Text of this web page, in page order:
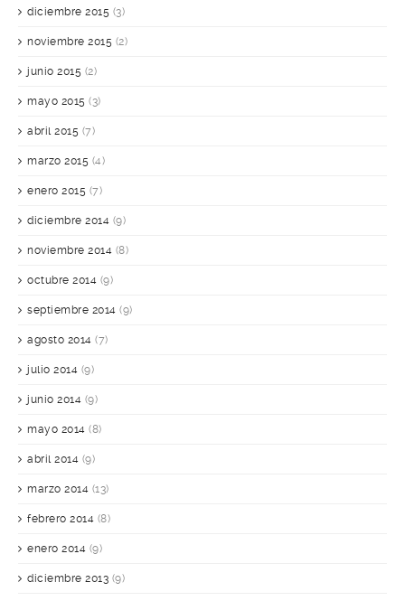
diciembre 2015 (3)
noviembre 2015 (2)
junio 2015 (2)
mayo 2015 (3)
abril 2015 (7)
marzo 2015 (4)
enero 2015 (7)
diciembre 2014 (9)
noviembre 2014 (8)
octubre 2014 (9)
septiembre 2014 (9)
agosto 2014 (7)
julio 2014 (9)
junio 2014 (9)
mayo 2014 (8)
abril 2014 (9)
marzo 2014 (13)
febrero 2014 (8)
enero 2014 (9)
diciembre 2013 (9)